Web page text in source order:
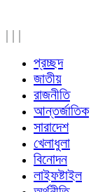
| | |
প্রচ্ছদ
জাতীয়
রাজনীতি
আন্তর্জাতিক
সারাদেশ
খেলাধুলা
বিনোদন
লাইফষ্টাইল